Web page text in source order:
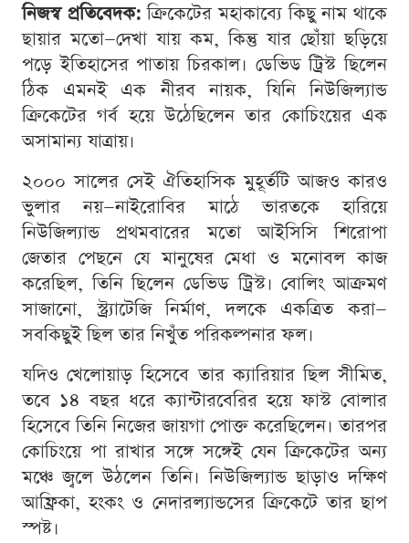
নিজস্ব প্রতিবেদক: ক্রিকেটের মহাকাব্যে কিছু নাম থাকে
ছায়ার মতো—দেখা যায় কম, কিন্তু যার ছোঁয়া ছড়িয়ে
পড়ে ইতিহাসের পাতায় চিরকাল। ডেভিড ট্রিস্ট ছিলেন
ঠিক এমনই এক নীরব নায়ক, যিনি নিউজিল্যান্ড
ক্রিকেটের গর্ব হয়ে উঠেছিলেন তার কোচিংয়ের এক
অসামান্য যাত্রায়।
২০০০ সালের সেই ঐতিহাসিক মুহূর্তটি আজও কারও
ভুলার নয়—নাইরোবির মাঠে ভারতকে হারিয়ে
নিউজিল্যান্ড প্রথমবারের মতো আইসিসি শিরোপা
জেতার পেছনে যে মানুষের মেধা ও মনোবল কাজ
করেছিল, তিনি ছিলেন ডেভিড ট্রিস্ট। বোলিং আক্রমণ
সাজানো, স্ট্র্যাটেজি নির্মাণ, দলকে একত্রিত করা—
সবকিছুই ছিল তার নিখুঁত পরিকল্পনার ফল।
যদিও খেলোয়াড় হিসেবে তার ক্যারিয়ার ছিল সীমিত,
তবে ১৪ বছর ধরে ক্যান্টারবেরির হয়ে ফাস্ট বোলার
হিসেবে তিনি নিজের জায়গা পোক্ত করেছিলেন। তারপর
কোচিংয়ে পা রাখার সঙ্গে সঙ্গেই যেন ক্রিকেটের অন্য
মঞ্চে জ্বলে উঠলেন তিনি। নিউজিল্যান্ড ছাড়াও দক্ষিণ
আফ্রিকা, হংকং ও নেদারল্যান্ডসের ক্রিকেটে তার ছাপ
স্পষ্ট।